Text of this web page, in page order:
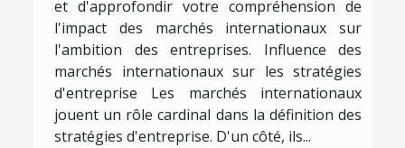
et d'approfondir votre compréhension de
l'impact des marchés internationaux sur
l'ambition des entreprises. Influence des
marchés internationaux sur les stratégies
d'entreprise Les marchés internationaux
jouent un rôle cardinal dans la définition des
stratégies d'entreprise. D'un côté, ils...